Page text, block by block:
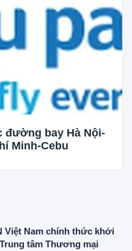
đường bay Hà Nội-
Minh-Cebu
Việt Nam chính thức khởi
tâm Thương mại